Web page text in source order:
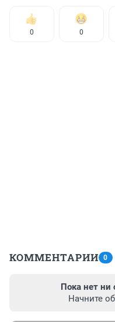
0 0
КОММЕНТАРИИ 0
Пока нет ни
Начните